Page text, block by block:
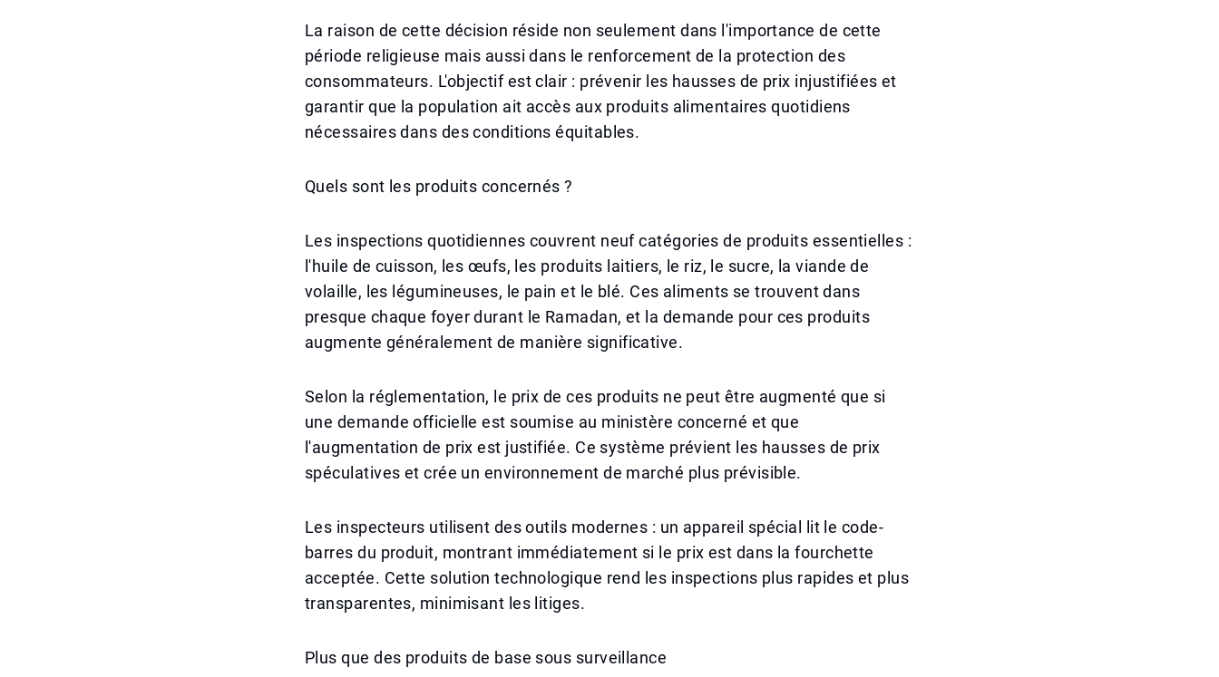
La raison de cette décision réside non seulement dans l'importance de cette
période religieuse mais aussi dans le renforcement de la protection des
consommateurs. L'objectif est clair : prévenir les hausses de prix injustifiées et
garantir que la population ait accès aux produits alimentaires quotidiens
nécessaires dans des conditions équitables.
Quels sont les produits concernés ?
Les inspections quotidiennes couvrent neuf catégories de produits essentielles :
l'huile de cuisson, les œufs, les produits laitiers, le riz, le sucre, la viande de
volaille, les légumineuses, le pain et le blé. Ces aliments se trouvent dans
presque chaque foyer durant le Ramadan, et la demande pour ces produits
augmente généralement de manière significative.
Selon la réglementation, le prix de ces produits ne peut être augmenté que si
une demande officielle est soumise au ministère concerné et que
l'augmentation de prix est justifiée. Ce système prévient les hausses de prix
spéculatives et crée un environnement de marché plus prévisible.
Les inspecteurs utilisent des outils modernes : un appareil spécial lit le code-
barres du produit, montrant immédiatement si le prix est dans la fourchette
acceptée. Cette solution technologique rend les inspections plus rapides et plus
transparentes, minimisant les litiges.
Plus que des produits de base sous surveillance